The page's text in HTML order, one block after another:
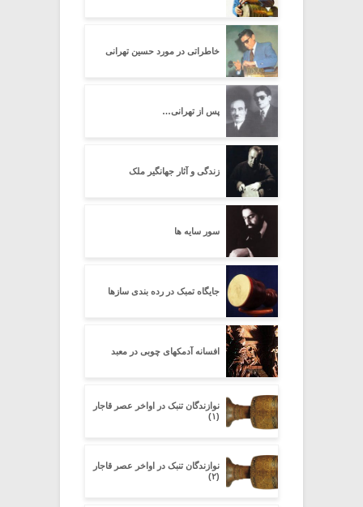
خاطراتی در مورد حسین تهرانی
پس از تهرانی…
زندگی و آثار جهانگیر ملک
سور سایه ها
جایگاه تمبک در رده بندی سازها
افسانه آدمکهای چوبی در معبد
نوازندگان تنبک در اواخر عصر قاجار
(۱)
نوازندگان تنبک در اواخر عصر قاجار
(۲)